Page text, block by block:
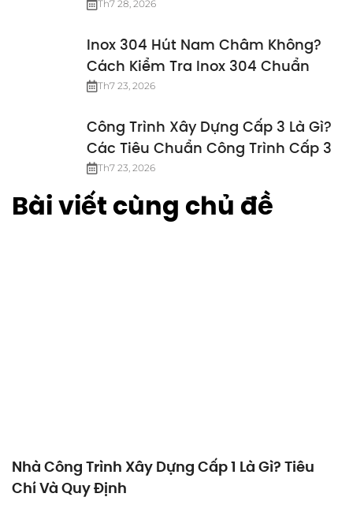
Nhất
Th7 28, 2026
Inox 304 Hút Nam Châm Không?
Cách Kiểm Tra Inox 304 Chuẩn
Th7 23, 2026
Công Trình Xây Dựng Cấp 3 Là Gì?
Các Tiêu Chuẩn Công Trình Cấp 3
Th7 23, 2026
Bài viết cùng chủ đề
Nhà Công Trình Xây Dựng Cấp 1 Là Gì? Tiêu
Chí Và Quy Định